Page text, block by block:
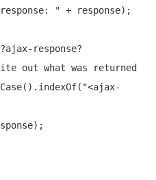
" + response);
response?
out what was returned
"<ajax-